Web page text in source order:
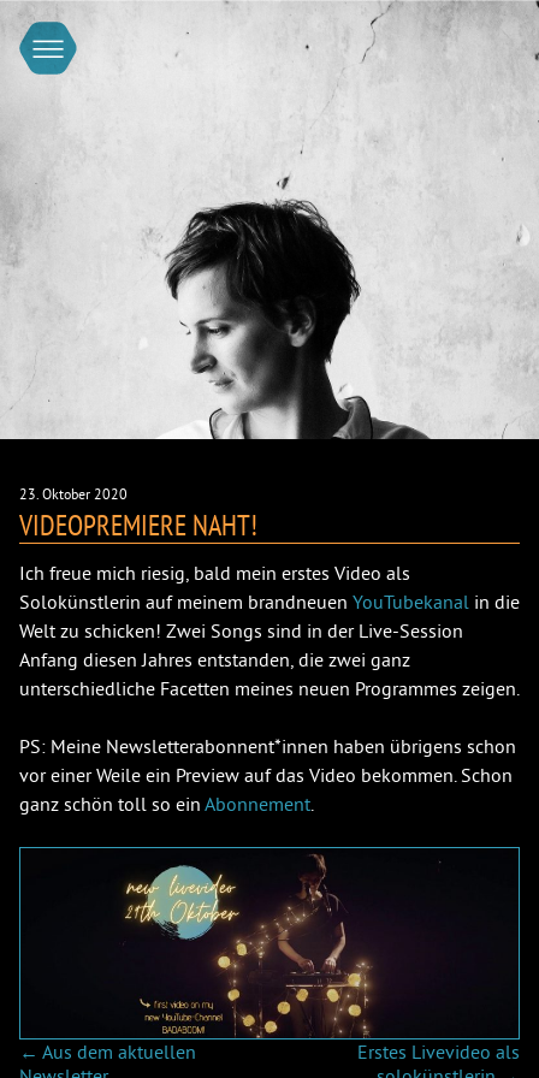
IMPRESSUM & DATENSCHUTZERKLÄRUNG
VIDEOPREMIERE NAHT!
23. Oktober 2020
Ich freue mich riesig, bald mein erstes Video als
Solokünstlerin auf meinem brandneuen YouTubekanal in die
Welt zu schicken! Zwei Songs sind in der Live-Session
Anfang diesen Jahres entstanden, die zwei ganz
unterschiedliche Facetten meines neuen Programmes zeigen.
PS: Meine Newsletterabonnent*innen haben übrigens schon
vor einer Weile ein Preview auf das Video bekommen. Schon
ganz schön toll so ein Abonnement.
BEITRAGSNAVIGATION
← Aus dem aktuellen
Erstes Livevideo als